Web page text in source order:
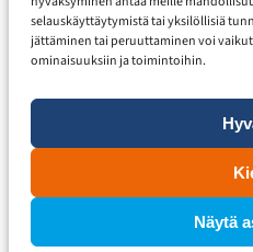
selauskäyttäytymistä tai yksilöllisiä
jättäminen tai peruuttaminen voi
ominaisuuksiin ja toimintoihin.
Näytä
Asiakaspalvelu